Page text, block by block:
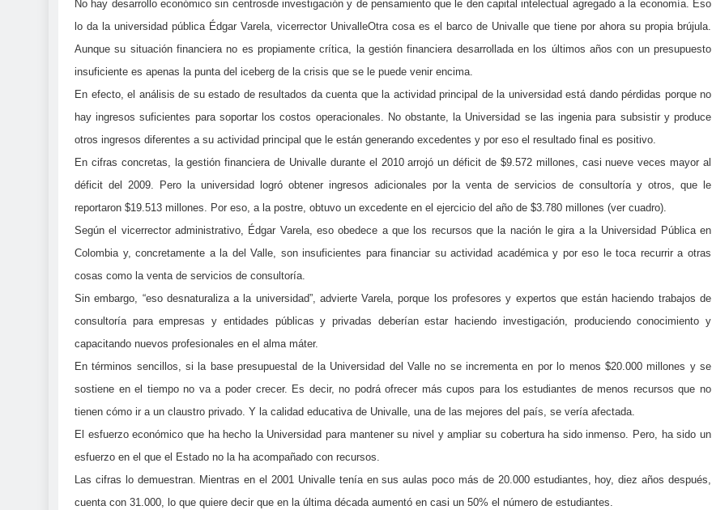
No hay desarrollo económico sin centrosde investigación y de pensamiento que le den capital intelectual agregado a la economía. Eso
lo da la universidad pública Édgar Varela, vicerrector UnivalleOtra cosa es el barco de Univalle que tiene por ahora su propia brújula.
Aunque su situación financiera no es propiamente crítica, la gestión financiera desarrollada en los últimos años con un presupuesto
insuficiente es apenas la punta del iceberg de la crisis que se le puede venir encima.
En efecto, el análisis de su estado de resultados da cuenta que la actividad principal de la universidad está dando pérdidas porque no
hay ingresos suficientes para soportar los costos operacionales. No obstante, la Universidad se las ingenia para subsistir y produce
otros ingresos diferentes a su actividad principal que le están generando excedentes y por eso el resultado final es positivo.
En cifras concretas, la gestión financiera de Univalle durante el 2010 arrojó un déficit de $9.572 millones, casi nueve veces mayor al
déficit del 2009. Pero la universidad logró obtener ingresos adicionales por la venta de servicios de consultoría y otros, que le
reportaron $19.513 millones. Por eso, a la postre, obtuvo un excedente en el ejercicio del año de $3.780 millones (ver cuadro).
Según el vicerrector administrativo, Édgar Varela, eso obedece a que los recursos que la nación le gira a la Universidad Pública en
Colombia y, concretamente a la del Valle, son insuficientes para financiar su actividad académica y por eso le toca recurrir a otras
cosas como la venta de servicios de consultoría.
Sin embargo, “eso desnaturaliza a la universidad”, advierte Varela, porque los profesores y expertos que están haciendo trabajos de
consultoría para empresas y entidades públicas y privadas deberían estar haciendo investigación, produciendo conocimiento y
capacitando nuevos profesionales en el alma máter.
En términos sencillos, si la base presupuestal de la Universidad del Valle no se incrementa en por lo menos $20.000 millones y se
sostiene en el tiempo no va a poder crecer. Es decir, no podrá ofrecer más cupos para los estudiantes de menos recursos que no
tienen cómo ir a un claustro privado. Y la calidad educativa de Univalle, una de las mejores del país, se vería afectada.
El esfuerzo económico que ha hecho la Universidad para mantener su nivel y ampliar su cobertura ha sido inmenso. Pero, ha sido un
esfuerzo en el que el Estado no la ha acompañado con recursos.
Las cifras lo demuestran. Mientras en el 2001 Univalle tenía en sus aulas poco más de 20.000 estudiantes, hoy, diez años después,
cuenta con 31.000, lo que quiere decir que en la última década aumentó en casi un 50% el número de estudiantes.